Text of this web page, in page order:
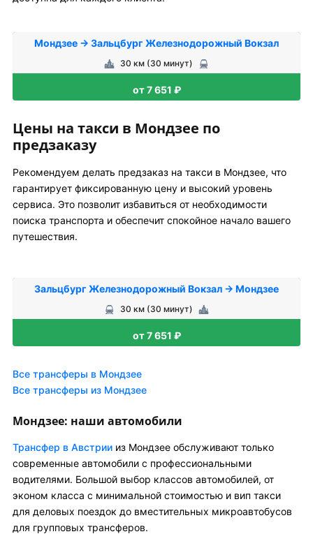
Мондзее → Зальцбург Железнодорожный Вокзал
30 км (30 минут)
от 7 651 ₽
Цены на такси в Мондзее по
предзаказу
Рекомендуем делать предзаказ на такси в Мондзее, что
гарантирует фиксированную цену и высокий уровень
сервиса. Это позволит избавиться от необходимости
поиска транспорта и обеспечит спокойное начало вашего
путешествия.
Зальцбург Железнодорожный Вокзал → Мондзее
30 км (30 минут)
от 7 651 ₽
Все трансферы в Мондзее
Все трансферы из Мондзее
Мондзее: наши автомобили
Трансфер в Австрии из Мондзее обслуживают только
современные автомобили с профессиональными
водителями. Большой выбор классов автомобилей, от
эконом класса с минимальной стоимостью и вип такси
для деловых поездок до вместительных микроавтобусов
для групповых трансферов.